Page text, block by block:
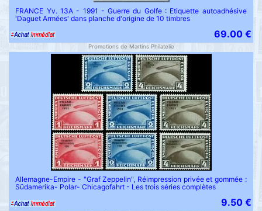
FRANCE Yv. 13A - 1991 - Guerre du Golfe : Etiquette autoadhésive
'Daguet Armées' dans planche d'origine de 10 timbres
69.00 €
Promotions de Martins Philatelie
Allemagne-Empire - "Graf Zeppelin", Réimpression privée et gommée :
Südamerika- Polar- Chicagofahrt - Les trois séries complètes
9.50 €